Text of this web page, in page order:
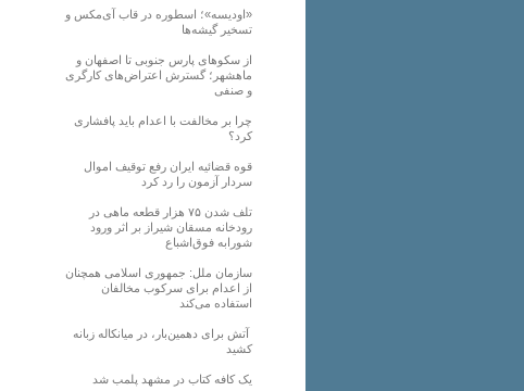
«اودیسه»؛ اسطوره در قاب آی‌مکس و
تسخیر گیشه‌ها
از سکوهای پارس جنوبی تا اصفهان و
ماهشهر؛ گسترش اعتراض‌های کارگری
و صنفی
چرا بر مخالفت با اعدام باید پافشاری
کرد؟
قوه قضائیه ایران رفع توقیف اموال
سردار آزمون را رد کرد
تلف شدن ۷۵ هزار قطعه ماهی در
رودخانه مسقان شیراز بر اثر ورود
شورابه فوق‌اشباع
سازمان ملل: جمهوری اسلامی همچنان
از اعدام برای سرکوب مخالفان
استفاده می‌کند
آتش برای دهمین‌بار، در میانکاله زبانه
کشید
یک کافه کتاب در مشهد پلمب شد